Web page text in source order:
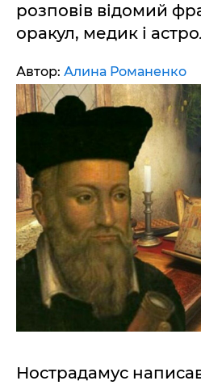
розповів відомий
оракул, медик і
Автор: Алина Романенко
Нострадамус